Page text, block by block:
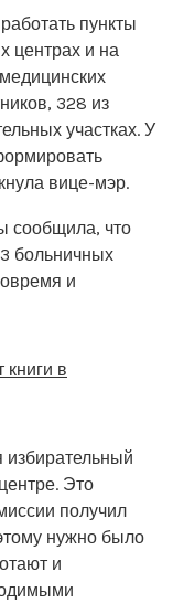
пункты
центрах и на
328 из
участках. У
вице-мэр.
сообщила, что
больничных
и
книги в
Это
получил
нужно было
и